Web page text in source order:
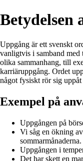
Betydelsen
Uppgång är ett svenskt
vanligtvis i samband
olika sammanhang, till
karriäruppgång. Ordet
något fysiskt rör sig
Exempel på
Uppgången på
Vi såg en ökning
sommarmånaderna.
Uppgången i
Det har skett en